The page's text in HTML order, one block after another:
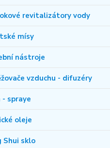
revitalizátory vody
mísy
nástroje
vzduchu - difuzéry
- spraye
oleje
Shui sklo